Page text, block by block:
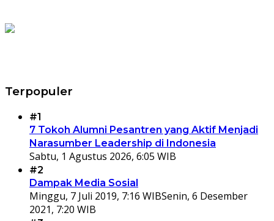
Terpopuler
#1
7 Tokoh Alumni Pesantren yang Aktif Menjadi
Narasumber Leadership di Indonesia
Sabtu, 1 Agustus 2026, 6:05 WIB
#2
Dampak Media Sosial
Minggu, 7 Juli 2019, 7:16 WIBSenin, 6 Desember
2021, 7:20 WIB